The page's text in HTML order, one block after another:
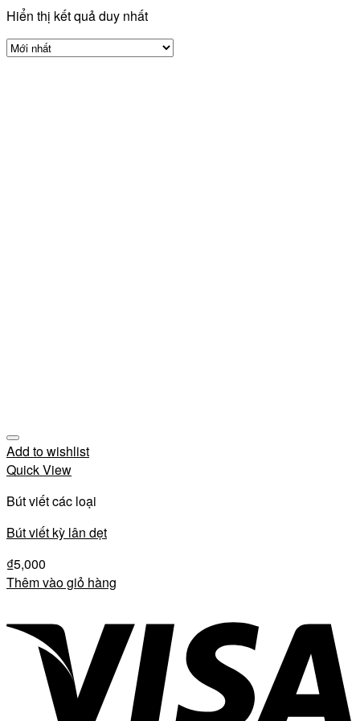
Hiển thị kết quả duy nhất
Add to wishlist
Quick View
Bút viết các loại
Bút viết kỳ lân dẹt
₫5,000
Thêm vào giỏ hàng